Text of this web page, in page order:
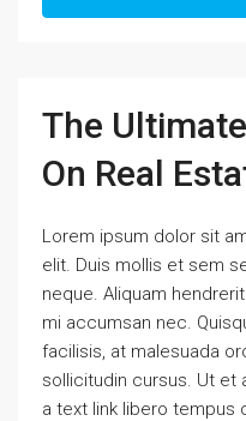
The
On Real
Lorem ipsum dolor sit
elit. Duis mollis et sem
neque. Aliquam
mi accumsan nec.
facilisis, at malesuada
sollicitudin cursus. Ut et
a text link libero tempus